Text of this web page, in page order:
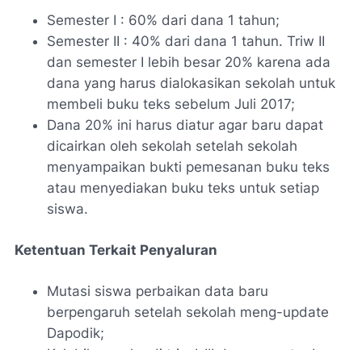
Semester I : 60% dari dana 1 tahun;
Semester II : 40% dari dana 1 tahun. Triw II
dan semester I lebih besar 20% karena ada
dana yang harus dialokasikan sekolah untuk
membeli buku teks sebelum Juli 2017;
Dana 20% ini harus diatur agar baru dapat
dicairkan oleh sekolah setelah sekolah
menyampaikan bukti pemesanan buku teks
atau menyediakan buku teks untuk setiap
siswa.
Ketentuan Terkait Penyaluran
Mutasi siswa perbaikan data baru
berpengaruh setelah sekolah meng-update
Dapodik;